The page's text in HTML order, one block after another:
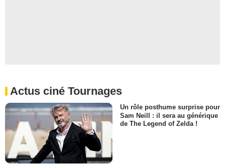
Actus ciné Tournages
Un rôle posthume surprise pour
Sam Neill : il sera au générique
de The Legend of Zelda !